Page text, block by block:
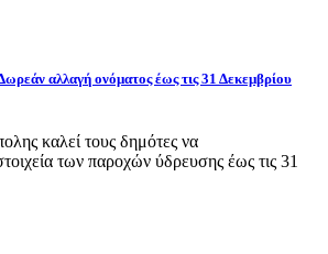
αλλαγή ονόματος έως τις 31 Δεκεμβρίου
καλεί τους δημότες να
των παροχών ύδρευσης έως τις 31